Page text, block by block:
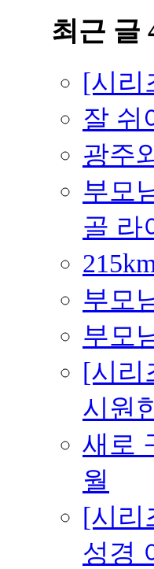
최근 글
[시리
잘 쉬
광주
부모
골 라
부모
부모
[시리
시원
새로
월
[시리
성경